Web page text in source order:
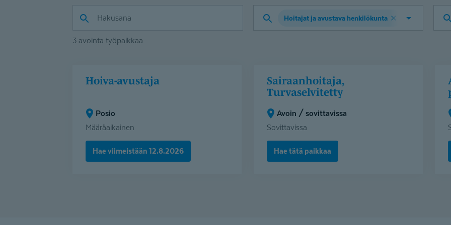
Valitse
Hoitajat ja avustava henkilökunta
3 avointa työpaikkaa
avustajaHoiva-avustaja
Posio
Määräaikainen
Hae viimeistään 12.8.2026
Turvaselvitetty
(Avoin
sovittavissa)
Sairaanhoitaja,
Turvaselvitetty
Avoin / sovittavissa
Sovittavissa
Hae tätä paikkaa
Avoin